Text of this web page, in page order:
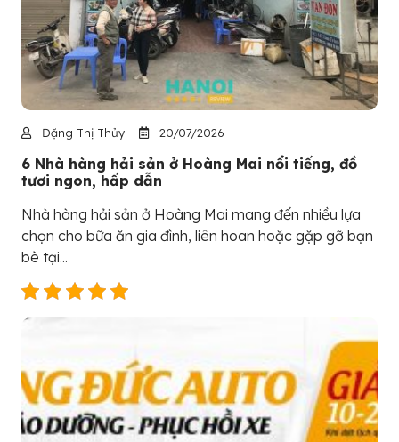
Đặng Thị Thủy 20/07/2026
6 Nhà hàng hải sản ở Hoàng Mai nổi tiếng, đồ
tươi ngon, hấp dẫn
Nhà hàng hải sản ở Hoàng Mai mang đến nhiều lựa
chọn cho bữa ăn gia đình, liên hoan hoặc gặp gỡ bạn
bè tại...